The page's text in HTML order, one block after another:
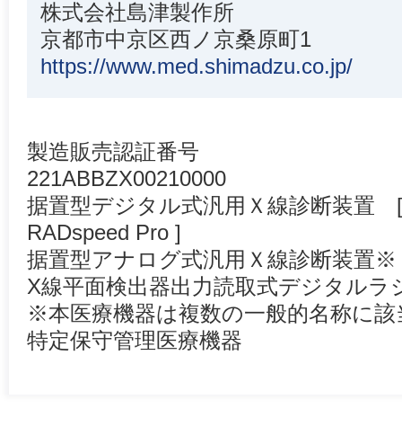
株式会社島津製作所
京都市中京区西ノ京桑原町1
https://www.med.shimadzu.co.jp/
製造販売認証番号
221ABBZX00210000
据置型デジタル式汎用Ｘ線診断装置
RADspeed Pro ]
据置型アナログ式汎用Ｘ線診断装置※
X線平面検出器出力読取式デジタル
※本医療機器は複数の一般的名称に
特定保守管理医療機器